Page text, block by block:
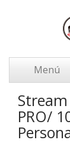
Menú
PRO/